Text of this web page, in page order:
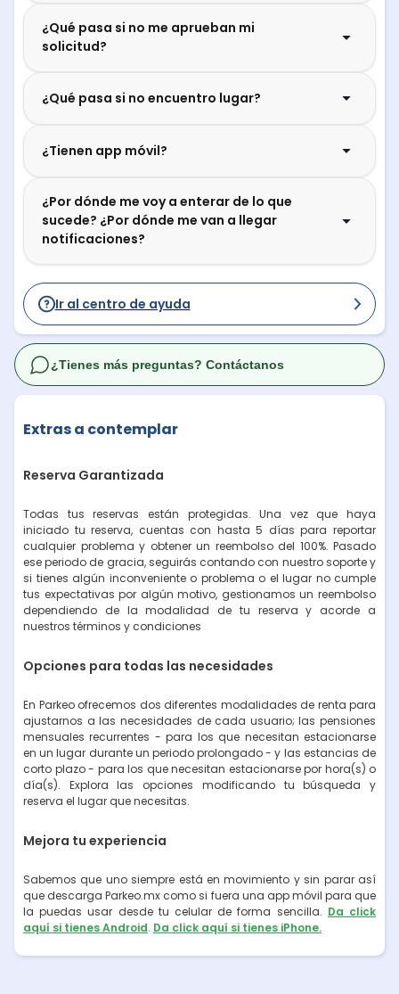
¿Qué pasa si no me aprueban mi
solicitud?
¿Qué pasa si no encuentro lugar?
¿Tienen app móvil?
¿Por dónde me voy a enterar de lo que
sucede? ¿Por dónde me van a llegar
notificaciones?
Ir al centro de ayuda
Extras a contemplar
Reserva Garantizada
Todas tus reservas están protegidas. Una vez que haya
iniciado tu reserva, cuentas con hasta 5 días para reportar
cualquier problema y obtener un reembolso del 100%. Pasado
ese periodo de gracia, seguirás contando con nuestro soporte y
si tienes algún inconveniente o problema o el lugar no cumple
tus expectativas por algún motivo, gestionamos un reembolso
dependiendo de la modalidad de tu reserva y acorde a
nuestros términos y condiciones
Opciones para todas las necesidades
En Parkeo ofrecemos dos diferentes modalidades de renta para
ajustarnos a las necesidades de cada usuario; las pensiones
mensuales recurrentes - para los que necesitan estacionarse
en un lugar durante un periodo prolongado - y las estancias de
corto plazo - para los que necesitan estacionarse por hora(s) o
día(s). Explora las opciones modificando tu búsqueda y
reserva el lugar que necesitas.
Mejora tu experiencia
Sabemos que uno siempre está en movimiento y sin parar así
que descarga Parkeo.mx como si fuera una app móvil para que
la puedas usar desde tu celular de forma sencilla. Da click
aquí si tienes Android. Da click aquí si tienes iPhone.
¿Tienes más preguntas? Contáctanos